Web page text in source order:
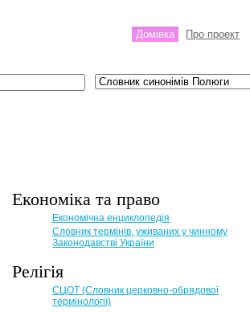
Домівка Про проект
Економіка та право
Eкономічна енциклопедія
Словник термінів, уживаних у чинному
Законодавстві України
Релігія
СЦОТ (Словник церковно-обрядової
термінології)